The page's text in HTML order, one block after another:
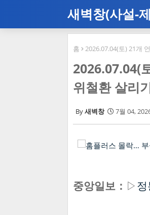
새벽창(사설-
홈 2026.07.04(토) 21개
2026.07.04(
위철환 살리
새벽창 7월 04,
중앙일보： ▷